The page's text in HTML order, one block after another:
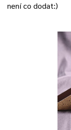
není co dodat:)